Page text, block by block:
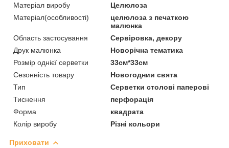
Матеріал виробу
Целюлоза
Матеріал(особливості)
целюлоза з печаткою
малюнка
Область застосування
Сервіровка, декору
Друк малюнка
Новорічна тематика
Розмір однієї серветки
33см*33см
Сезонність товару
Новогоднии свята
Тип
Серветки столові паперові
Тиснення
перфорація
Форма
квадрата
Колір виробу
Різні кольори
Приховати